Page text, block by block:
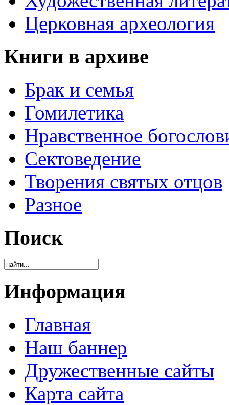
Церковная археология
Книги в архиве
Брак и семья
Гомилетика
Нравственное
Сектоведение
Творения святых отцов
Разное
Поиск
Информация
Главная
Наш баннер
Дружественные сайты
Карта сайта